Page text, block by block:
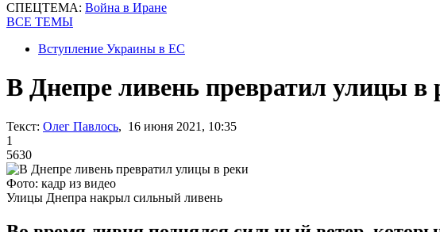
СПЕЦТЕМА: Война в Иране
ВСЕ ТЕМЫ
Вступление Украины в ЕС
В Днепре ливень превратил улицы в
Текст: Олег Павлось, 16 июня 2021, 10:35
1
5630
Фото: кадр из видео
Улицы Днепра накрыл сильный ливень